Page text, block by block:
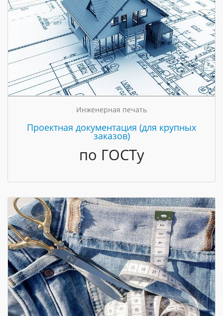
Инженерная печать
Проектная документация (для крупных
заказов)
по ГОСТу